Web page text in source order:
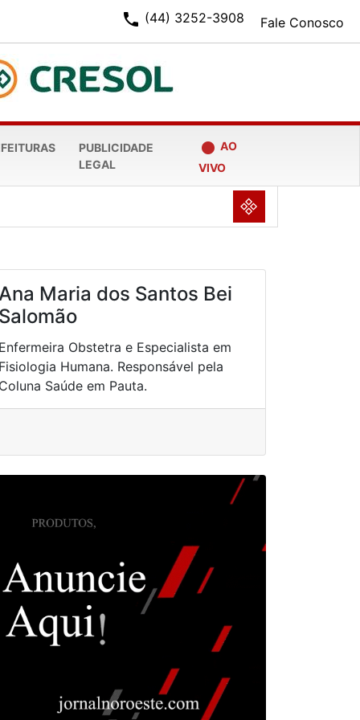
Fale Conosco
phone (44) 3252-3908
PUBLICIDADE
LEGAL
fiber_manual_record AO
VIVO
NULL
Maria dos Santos Bei
Salomão
Enfermeira Obstetra e Especialista em
Fisiologia Humana. Responsável pela
Coluna Saúde em Pauta.